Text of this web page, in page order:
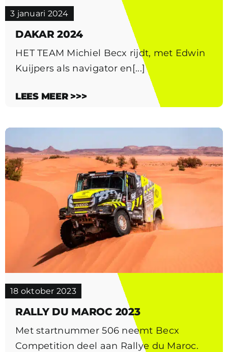
3 januari 2024
DAKAR 2024
HET TEAM Michiel Becx rijdt, met Edwin
Kuijpers als navigator en[...]
LEES MEER >>>
18 oktober 2023
RALLY DU MAROC 2023
Met startnummer 506 neemt Becx
Competition deel aan Rallye du Maroc.